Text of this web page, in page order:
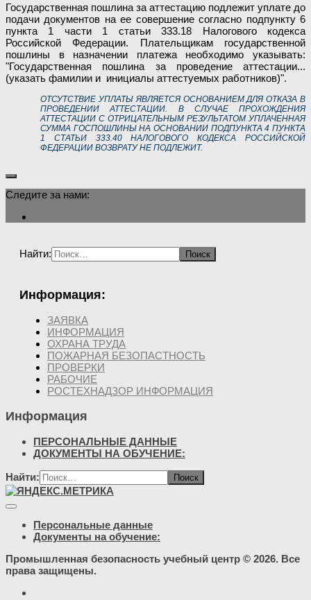
Государственная пошлина за аттестацию подлежит уплате до
подачи документов на ее совершение согласно подпункту 6
пункта 1 части 1 статьи 333.18 Налогового кодекса
Российской Федерации. Плательщикам государственной
пошлины в назначении платежа необходимо указывать:
"Государственная пошлина за проведение аттестации...
(указать фамилии и инициалы аттестуемых работников)".
ОТСУТСТВИЕ УПЛАТЫ ЯВЛЯЕТСЯ ОСНОВАНИЕМ ДЛЯ ОТКАЗА В
ПРОВЕДЕНИИ АТТЕСТАЦИИ. В СЛУЧАЕ ПРОХОЖДЕНИЯ
АТТЕСТАЦИИ С ОТРИЦАТЕЛЬНЫМ РЕЗУЛЬТАТОМ УПЛАЧЕННАЯ
СУММА ГОСПОШЛИНЫ НА ОСНОВАНИИ ПОДПУНКТА 4 ПУНКТА
1 СТАТЬИ 333.40 НАЛОГОВОГО КОДЕКСА РОССИЙСКОЙ
ФЕДЕРАЦИИ ВОЗВРАТУ НЕ ПОДЛЕЖИТ.
Следите за нами:
Найти:
Информация:
ЗАЯВКА
ИНФОРМАЦИЯ
ОХРАНА ТРУДА
ПОЖАРНАЯ БЕЗОПАСТНОСТЬ
ПРОВЕРКИ
РАБОЧИЕ
РОСТЕХНАДЗОР ИНФОРМАЦИЯ
Информация
ПЕРСОНАЛЬНЫЕ ДАННЫЕ
ДОКУМЕНТЫ НА ОБУЧЕНИЕ:
Найти:
Персональные данные
Документы на обучение:
Промышленная безопасность учебный центр © 2026. Все
права защищены.